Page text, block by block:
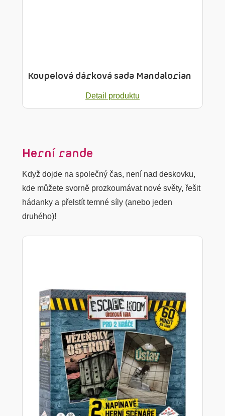
Koupelová dárková sada Mandalorian
Detail produktu
Herní rande
Když dojde na společný čas, není nad deskovku,
kde můžete svorně prozkoumávat nové světy, řešit
hádanky a přelstít temné síly (anebo jeden
druhého)!